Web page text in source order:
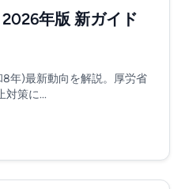
年版 新ガイド
年)最新動向を解説。厚労省
対策に...